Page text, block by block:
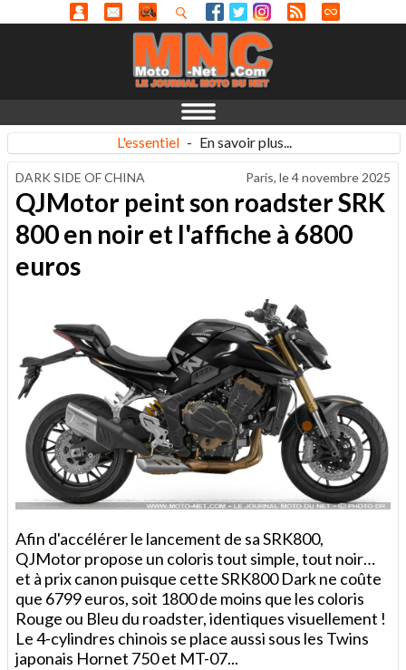
L'essentiel - En savoir plus...
DARK SIDE OF CHINA Paris, le4 novembre 2025
QJMotor peint son roadster SRK
800 en noir et l'affiche à 6800
euros
Afin d'accélérer le lancement de sa SRK800,
QJMotor propose un coloris tout simple, tout noir…
et à prix canon puisque cette SRK800 Dark ne coûte
que 6799 euros, soit 1800 de moins que les coloris
Rouge ou Bleu du roadster, identiques visuellement !
Le 4-cylindres chinois se place aussi sous les Twins
japonais Hornet 750 et MT-07...